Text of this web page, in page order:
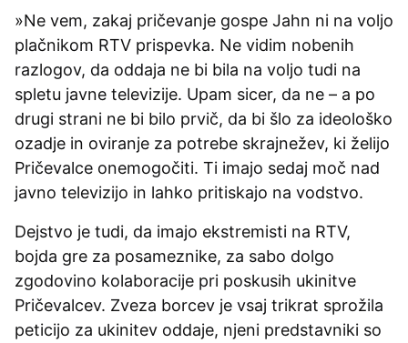
»Ne vem, zakaj pričevanje gospe Jahn ni na voljo
plačnikom RTV prispevka. Ne vidim nobenih
razlogov, da oddaja ne bi bila na voljo tudi na
spletu javne televizije. Upam sicer, da ne – a po
drugi strani ne bi bilo prvič, da bi šlo za ideološko
ozadje in oviranje za potrebe skrajnežev, ki želijo
Pričevalce onemogočiti. Ti imajo sedaj moč nad
javno televizijo in lahko pritiskajo na vodstvo.
Dejstvo je tudi, da imajo ekstremisti na RTV,
bojda gre za posameznike, za sabo dolgo
zgodovino kolaboracije pri poskusih ukinitve
Pričevalcev. Zveza borcev je vsaj trikrat sprožila
peticijo za ukinitev oddaje, njeni predstavniki so